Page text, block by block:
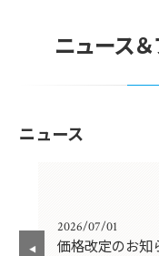
ニュース
ニュース
2026/07/01
価格改定のお知